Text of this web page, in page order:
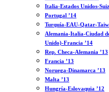
Italia-Estados Unidos-
Portugal ’14
Turquía-EAU-Qatar-
Alemania-Italia-Ciudad
Unido)-Francia ’14
Rep. Checa-Alemania ’13
Francia ’13
Noruega-Dinamarca ’13
Malta ’13
Hungría-Eslovaquia ’12